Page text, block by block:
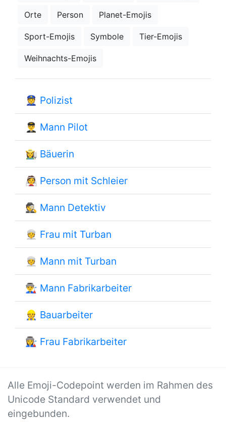
Orte Person Planet-Emojis
Sport-Emojis Symbole Tier-Emojis
Weihnachts-Emojis
👮 Polizist
👨‍✈️ Mann Pilot
👩‍🌾 Bäuerin
👰 Person mit Schleier
🕵 Mann Detektiv
👳 Frau mit Turban
👳 Mann mit Turban
👨‍🏭 Mann Fabrikarbeiter
👷 Bauarbeiter
👩‍🏭 Frau Fabrikarbeiter
Alle Emoji-Codepoint werden im Rahmen des
Unicode Standard verwendet und
eingebunden.